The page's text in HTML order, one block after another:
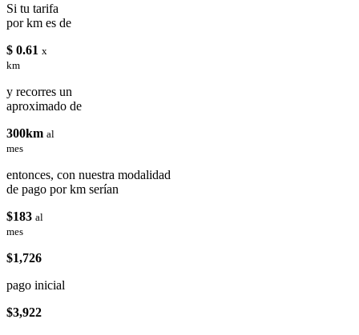
Si tu tarifa
por km es de
$ 0.61 x
km
y recorres un
aproximado de
300km al
mes
entonces, con nuestra modalidad
de pago por km serían
$183 al
mes
$1,726
pago inicial
$3,922